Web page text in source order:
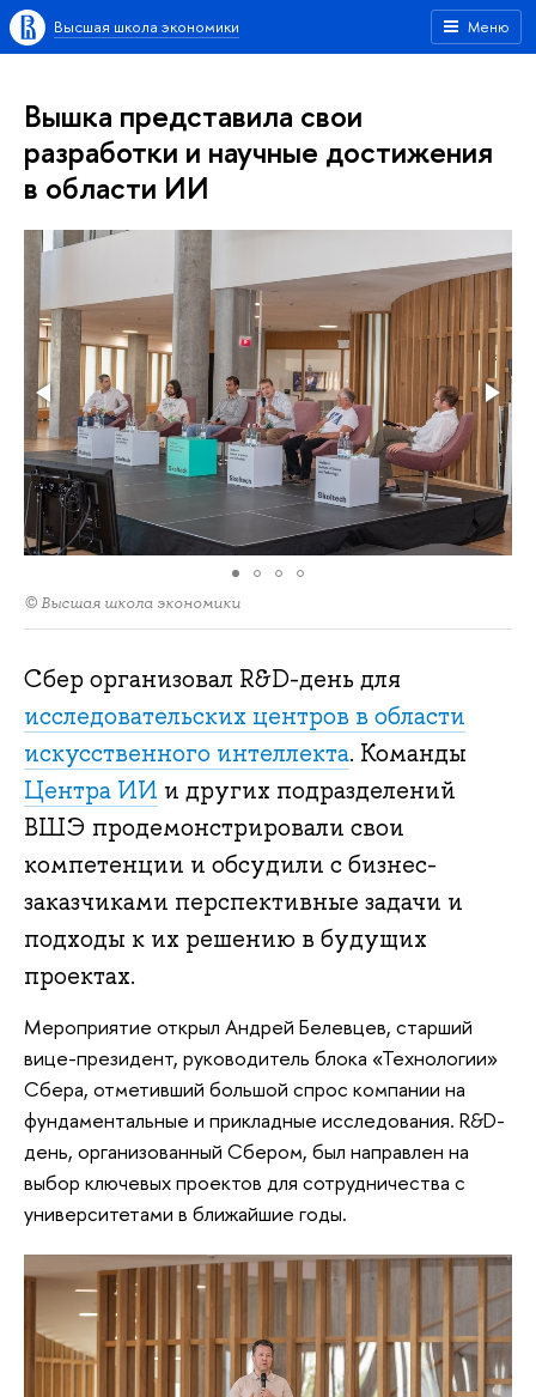
Меню
Высшая школа экономики
Вышка представила свои
разработки и научные достижения
в области ИИ
© Высшая школа экономики
Сбер организовал R&D-день для
исследовательских центров в области
искусственного интеллекта. Команды
Центра ИИ и других подразделений
ВШЭ продемонстрировали свои
компетенции и обсудили с бизнес-
заказчиками перспективные задачи и
подходы к их решению в будущих
проектах.
Мероприятие открыл Андрей Белевцев, старший
вице-президент, руководитель блока «Технологии»
Сбера, отметивший большой спрос компании на
фундаментальные и прикладные исследования. R&D-
день, организованный Сбером, был направлен на
выбор ключевых проектов для сотрудничества с
университетами в ближайшие годы.